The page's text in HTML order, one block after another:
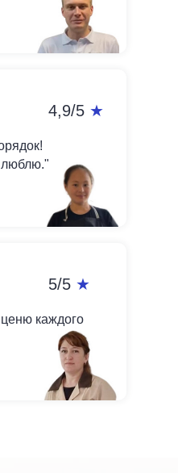
люблю."
4,9/5 ★
каждого
5/5 ★